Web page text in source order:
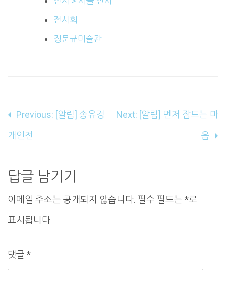
전시회
정문규미술관
글
내
게
이
션
Previous: [알림] 송유경
개인전
Next: [알림] 먼저 잠드는 마
음
답글 남기기
이메일 주소는 공개되지 않습니다. 필수 필드는 *로
표시됩니다
댓글 *